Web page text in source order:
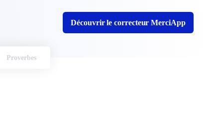
Découvrir le correcteur MerciApp
Proverbes